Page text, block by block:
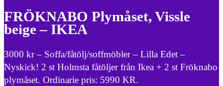
FRÖKNABO Plymåset, Vissle
beige – IKEA
3000 kr – Soffa/fåtölj/soffmöbler – Lilla Edet –
Nyskick! 2 st Holmsta fåtöljer från Ikea + 2 st Fröknabo
plymåset. Ordinarie pris: 5990 KR.